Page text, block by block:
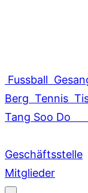
Fussball
Berg Tennis
Tang Soo Do
Geschäftsstelle
Mitglieder